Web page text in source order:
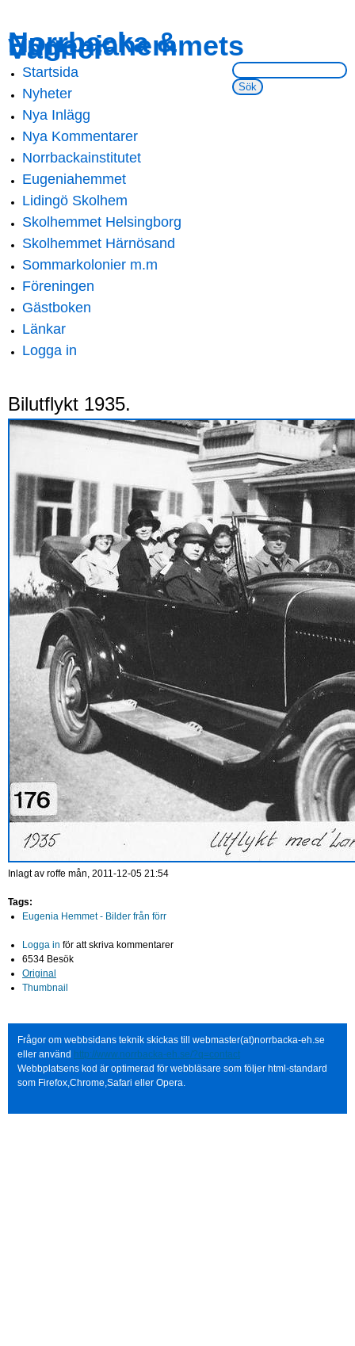
main
content
navigation
Norrbacka &
Eugeniahemmets
Vänner
Sök på webbsidan:
Main menu
Startsida
Nyheter
Nya Inlägg
Nya Kommentarer
Norrbackainstitutet
Eugeniahemmet
Lidingö Skolhem
Skolhemmet Helsingborg
Skolhemmet Härnösand
Sommarkolonier m.m
Föreningen
Gästboken
Länkar
Logga in
Bilutflykt 1935.
Inlagt av roffe mån, 2011-12-05 21:54
Tags:
Eugenia Hemmet - Bilder från förr
Logga in för att skriva kommentarer
6534 Besök
Original
Thumbnail
Frågor om webbsidans teknik skickas till webmaster(at)norrbacka-eh.se
eller använd http://www.norrbacka-eh.se/?q=contact
Webbplatsens kod är optimerad för webbläsare som följer html-standard
som Firefox,Chrome,Safari eller Opera.